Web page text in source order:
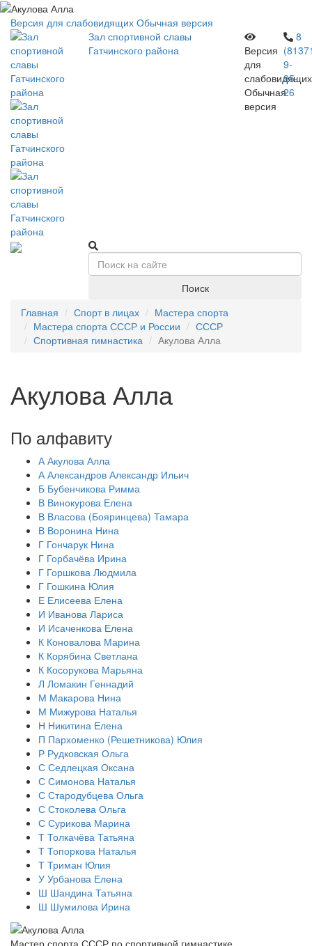
Версия для слабовидящих Обычная версия
Зал спортивной славы
Гатчинского района
Версия
для
слабовидящих
Обычная
версия
8
9-
95-
26
Поиск
Главная
Спорт в лицах
Мастера спорта
Мастера спорта СССР и России
СССР
Спортивная гимнастика
Акулова Алла
Акулова Алла
По алфавиту
А Акулова Алла
А Александров Александр Ильич
Б Бубенчикова Римма
В Винокурова Елена
В Власова (Бояринцева) Тамара
В Воронина Нина
Г Гончарук Нина
Г Горбачёва Ирина
Г Горшкова Людмила
Г Гошкина Юлия
Е Елисеева Елена
И Иванова Лариса
И Исаченкова Елена
К Коновалова Марина
К Корябина Светлана
К Косорукова Марьяна
Л Ломакин Геннадий
М Макарова Нина
М Мижурова Наталья
Н Никитина Елена
П Пархоменко (Решетникова) Юлия
Р Рудковская Ольга
С Седлецкая Оксана
С Симонова Наталья
С Стародубцева Ольга
С Стоколева Ольга
С Сурикова Марина
Т Толкачёва Татьяна
Т Топоркова Наталья
Т Триман Юлия
У Урбанова Елена
Ш Шандина Татьяна
Ш Шумилова Ирина
Мастер спорта СССР по спортивной гимнастике.